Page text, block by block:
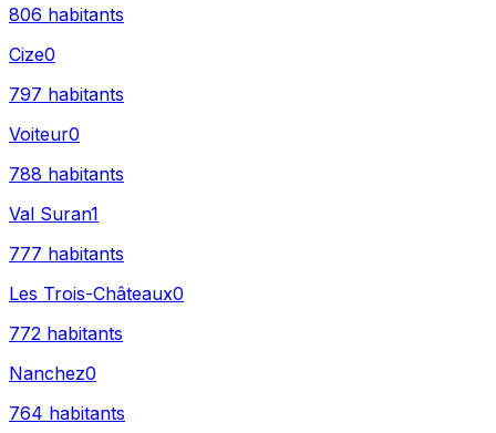
806 habitants
Cize0
797 habitants
Voiteur0
788 habitants
Val Suran1
777 habitants
Les Trois-Châteaux0
772 habitants
Nanchez0
764 habitants